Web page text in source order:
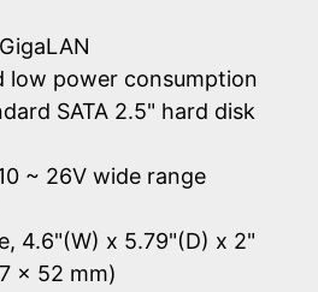
low power consumption
SATA 2.5" hard disk
~ 26V wide range
4.6"(W) x 5.79"(D) x 2"
x 52 mm)